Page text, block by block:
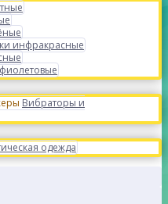
инфракрасные
Вибраторы и
одежда